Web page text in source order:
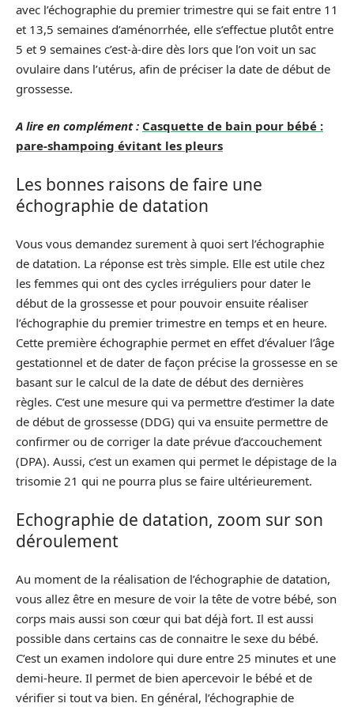
avec l’échographie du premier trimestre qui se fait entre 11
et 13,5 semaines d’aménorrhée, elle s’effectue plutôt entre
5 et 9 semaines c’est-à-dire dès lors que l’on voit un sac
ovulaire dans l’utérus, afin de préciser la date de début de
grossesse.
A lire en complément : Casquette de bain pour bébé :
pare-shampoing évitant les pleurs
Les bonnes raisons de faire une
échographie de datation
Vous vous demandez surement à quoi sert l’échographie
de datation. La réponse est très simple. Elle est utile chez
les femmes qui ont des cycles irréguliers pour dater le
début de la grossesse et pour pouvoir ensuite réaliser
l’échographie du premier trimestre en temps et en heure.
Cette première échographie permet en effet d’évaluer l’âge
gestationnel et de dater de façon précise la grossesse en se
basant sur le calcul de la date de début des dernières
règles. C’est une mesure qui va permettre d’estimer la date
de début de grossesse (DDG) qui va ensuite permettre de
confirmer ou de corriger la date prévue d’accouchement
(DPA). Aussi, c’est un examen qui permet le dépistage de la
trisomie 21 qui ne pourra plus se faire ultérieurement.
Echographie de datation, zoom sur son
déroulement
Au moment de la réalisation de l’échographie de datation,
vous allez être en mesure de voir la tête de votre bébé, son
corps mais aussi son cœur qui bat déjà fort. Il est aussi
possible dans certains cas de connaitre le sexe du bébé.
C’est un examen indolore qui dure entre 25 minutes et une
demi-heure. Il permet de bien apercevoir le bébé et de
vérifier si tout va bien. En général, l’échographie de